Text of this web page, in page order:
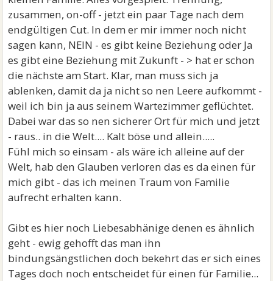
zusammen, on-off - jetzt ein paar Tage nach dem
endgültigen Cut. In dem er mir immer noch nicht
sagen kann, NEIN - es gibt keine Beziehung oder Ja
es gibt eine Beziehung mit Zukunft - > hat er schon
die nächste am Start. Klar, man muss sich ja
ablenken, damit da ja nicht so nen Leere aufkommt -
weil ich bin ja aus seinem Wartezimmer geflüchtet.
Dabei war das so nen sicherer Ort für mich und jetzt
- raus.. in die Welt.... Kalt böse und allein.....
Fühl mich so einsam - als wäre ich alleine auf der
Welt, hab den Glauben verloren das es da einen für
mich gibt - das ich meinen Traum von Familie
aufrecht erhalten kann.
Gibt es hier noch Liebesabhänige denen es ähnlich
geht - ewig gehofft das man ihn
bindungsängstlichen doch bekehrt das er sich eines
Tages doch noch entscheidet für einen für Familie...